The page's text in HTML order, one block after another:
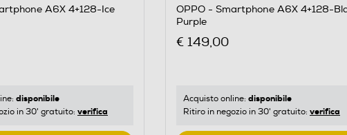
128.0
A6X 4+128-Ice
disponibile
in 30' gratuito: verifica
OPPO - Smartphone A6X 4+128-
Purple
€ 149,00
Acquisto online: disponibile
Ritiro in negozio in 30' gratuito: verifica